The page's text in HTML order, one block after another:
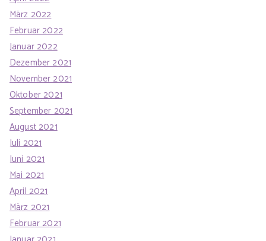
März 2022
Februar 2022
Januar 2022
Dezember 2021
November 2021
Oktober 2021
September 2021
August 2021
Juli 2021
Juni 2021
Mai 2021
April 2021
März 2021
Februar 2021